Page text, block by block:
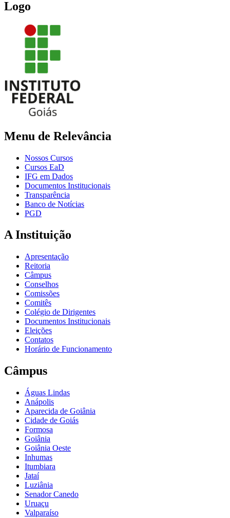
Logo
Menu de Relevância
Nossos Cursos
Cursos EaD
IFG em Dados
Documentos Institucionais
Transparência
Banco de Notícias
PGD
A Instituição
Apresentação
Reitoria
Câmpus
Conselhos
Comissões
Comitês
Colégio de Dirigentes
Documentos Institucionais
Eleições
Contatos
Horário de Funcionamento
Câmpus
Águas Lindas
Anápolis
Aparecida de Goiânia
Cidade de Goiás
Formosa
Goiânia
Goiânia Oeste
Inhumas
Itumbiara
Jataí
Luziânia
Senador Canedo
Uruaçu
Valparaíso